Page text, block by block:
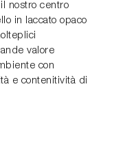
nostro centro
in laccato opaco
valore
con
e contenitività di